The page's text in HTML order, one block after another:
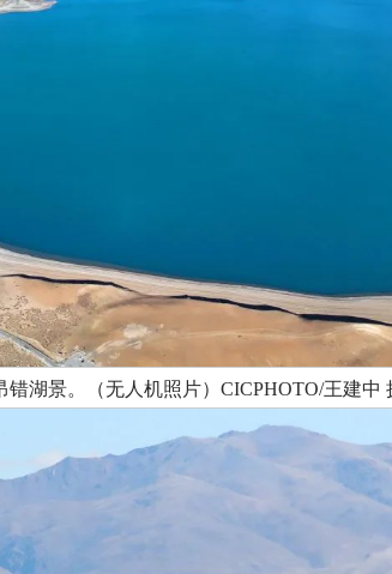
湖景。（无人机照片）CICPHOTO/王建中